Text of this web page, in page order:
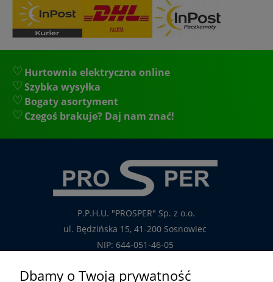
Hurtownia elektryczna online
Szybka wysyłka
Bogaty asortyment
Czegoś brakuje? Daj nam znać!
P.P.H.U. "PROSPER" Sp. z o.o.
ul. Będzińska 15, 41-200 Sosnowiec
NIP: 644-051-46-05
tel.: 32-785-29-00
Dbamy o Twoją prywatność